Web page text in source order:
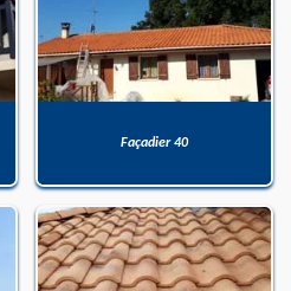
Façadier 40